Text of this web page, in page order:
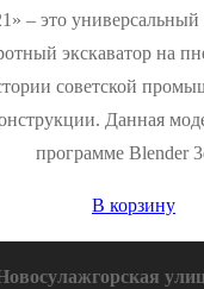
– это универсальный
экскаватор на
советской
Данная
программе Blender
В корзину